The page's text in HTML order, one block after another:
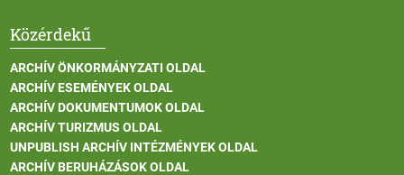
Közérdekű
ARCHÍV ÖNKORMÁNYZATI OLDAL
ARCHÍV ESEMÉNYEK OLDAL
ARCHÍV DOKUMENTUMOK OLDAL
ARCHÍV TURIZMUS OLDAL
UNPUBLISH ARCHÍV INTÉZMÉNYEK OLDAL
ARCHÍV BERUHÁZÁSOK OLDAL